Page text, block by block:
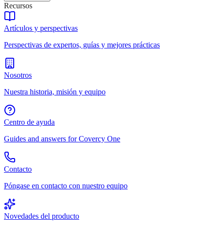
Recursos
Artículos y perspectivas
Perspectivas de expertos, guías y mejores prácticas
Nosotros
Nuestra historia, misión y equipo
Centro de ayuda
Guides and answers for Covercy One
Contacto
Póngase en contacto con nuestro equipo
Novedades del producto